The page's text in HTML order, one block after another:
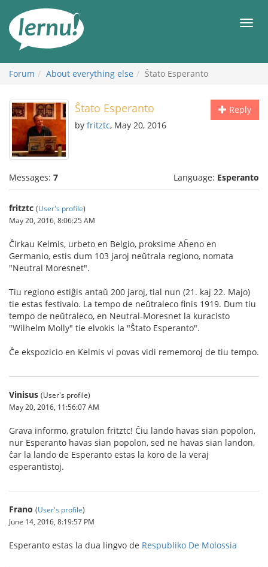
the
content
Forum About everything else Ŝtato Esperanto
Reply
Ŝtato Esperanto
by fritztc, May 20, 2016
Messages: 7 Language: Esperanto
fritztc (User's profile)
May 20, 2016, 8:06:25 AM
Ĉirkau Kelmis, urbeto en Belgio, proksime Aĥeno en
Germanio, estis dum 103 jaroj neŭtrala regiono, nomata
"Neutral Moresnet".
Tiu regiono estiĝis antaŭ 200 jaroj, tial nun (21. kaj 22. Majo)
tie estas festivalo. La tempo de neŭtraleco finis 1919. Dum tiu
tempo de neŭtraleco, en Neutral-Moresnet la kuracisto
"Wilhelm Molly" tie elvokis la "Ŝtato Esperanto".
Ĉe ekspozicio en Kelmis vi povas vidi rememoroj de tiu tempo.
Vinisus (User's profile)
May 20, 2016, 11:56:07 AM
Grava informo, gratulon fritztc! Ĉiu lando havas sian popolon,
nur Esperanto havas sian popolon, sed ne havas sian landon,
ĉar la lando de Esperanto estas la koro de la veraj
esperantistoj.
Frano (User's profile)
June 14, 2016, 8:19:57 PM
Esperanto estas la dua lingvo de Respubliko De Molossia